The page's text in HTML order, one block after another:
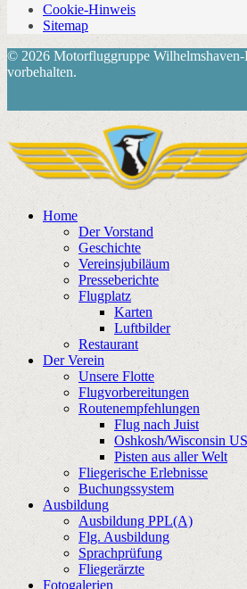
Cookie-Hinweis
Sitemap
© 2026 Motorfluggruppe
vorbehalten.
Home
Der Vorstand
Geschichte
Vereinsjubiläum
Presseberichte
Flugplatz
Karten
Luftbilder
Restaurant
Der Verein
Unsere Flotte
Flugvorbereitungen
Routenempfehlungen
Flug nach Juist
Oshkosh/Wisconsin
Pisten aus aller Welt
Fliegerische Erlebnisse
Buchungssystem
Ausbildung
Ausbildung PPL(A)
Flg. Ausbildung
Sprachprüfung
Fliegerärzte
Fotogalerien